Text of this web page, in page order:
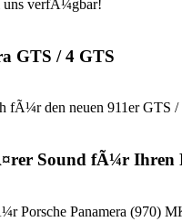
uns verfÃ¼gbar!
GTS / 4 GTS
fÃ¼r den neuen 911er GTS /
Sound fÃ¼r Ihren
Porsche Panamera (970)